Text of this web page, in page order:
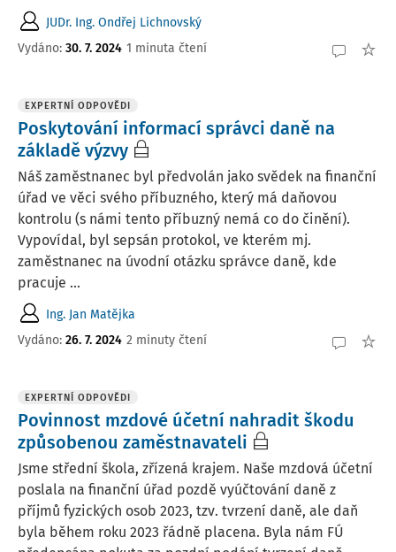
JUDr. Ing. Ondřej Lichnovský
Vydáno: 30. 7. 2024 1 minuta čtení
EXPERTNÍ ODPOVĚDI
Poskytování informací správci daně na
základě výzvy
Náš zaměstnanec byl předvolán jako svědek na finanční
úřad ve věci svého příbuzného, který má daňovou
kontrolu (s námi tento příbuzný nemá co do činění).
Vypovídal, byl sepsán protokol, ve kterém mj.
zaměstnanec na úvodní otázku správce daně, kde
pracuje ...
Ing. Jan Matějka
Vydáno: 26. 7. 2024 2 minuty čtení
EXPERTNÍ ODPOVĚDI
Povinnost mzdové účetní nahradit škodu
způsobenou zaměstnavateli
Jsme střední škola, zřízená krajem. Naše mzdová účetní
poslala na finanční úřad pozdě vyúčtování daně z
příjmů fyzických osob 2023, tzv. tvrzení daně, ale daň
byla během roku 2023 řádně placena. Byla nám FÚ